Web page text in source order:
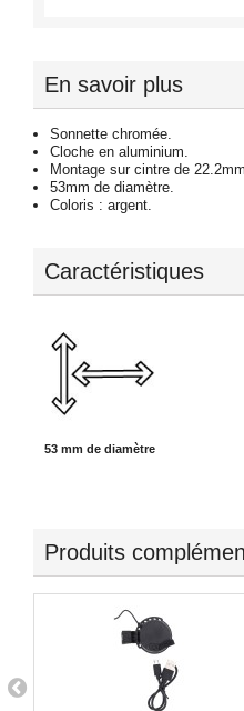
En savoir plus
Sonnette chromée.
Cloche en aluminium.
Montage sur cintre de 22.2mm
53mm de diamètre.
Coloris : argent.
Caractéristiques
53 mm de diamètre
Produits